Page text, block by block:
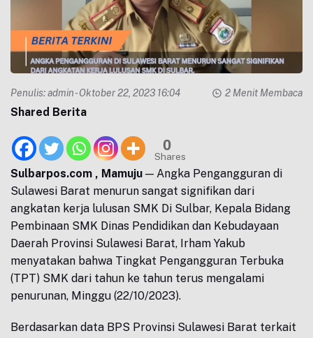
Penulis:admin- Oktober 22, 2023 16:04 2 Menit Membaca
Shared Berita
0
Shares
Sulbarpos.com , Mamuju — Angka Pengangguran di
Sulawesi Barat menurun sangat signifikan dari
angkatan kerja lulusan SMK Di Sulbar, Kepala Bidang
Pembinaan SMK Dinas Pendidikan dan Kebudayaan
Daerah Provinsi Sulawesi Barat, Irham Yakub
menyatakan bahwa Tingkat Pengangguran Terbuka
(TPT) SMK dari tahun ke tahun terus mengalami
penurunan, Minggu (22/10/2023).
Berdasarkan data BPS Provinsi Sulawesi Barat terkait